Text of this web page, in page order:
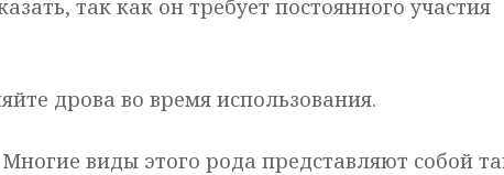
так как он требует постоянного участия
дрова во время использования.
виды этого рода представляют собой